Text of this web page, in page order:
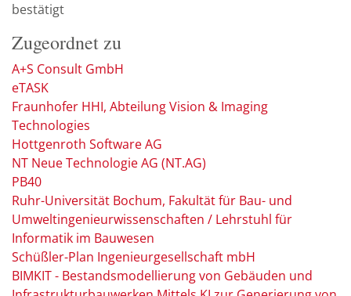
bestätigt
Zugeordnet zu
A+S Consult GmbH
eTASK
Fraunhofer HHI, Abteilung Vision & Imaging
Technologies
Hottgenroth Software AG
NT Neue Technologie AG (NT.AG)
PB40
Ruhr-Universität Bochum, Fakultät für Bau- und
Umweltingenieurwissenschaften / Lehrstuhl für
Informatik im Bauwesen
Schüßler-Plan Ingenieurgesellschaft mbH
BIMKIT - Bestandsmodellierung von Gebäuden und